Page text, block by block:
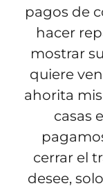
pagos de
hacer
mostrar
quiere
ahorita
casas
cerrar el
desee,